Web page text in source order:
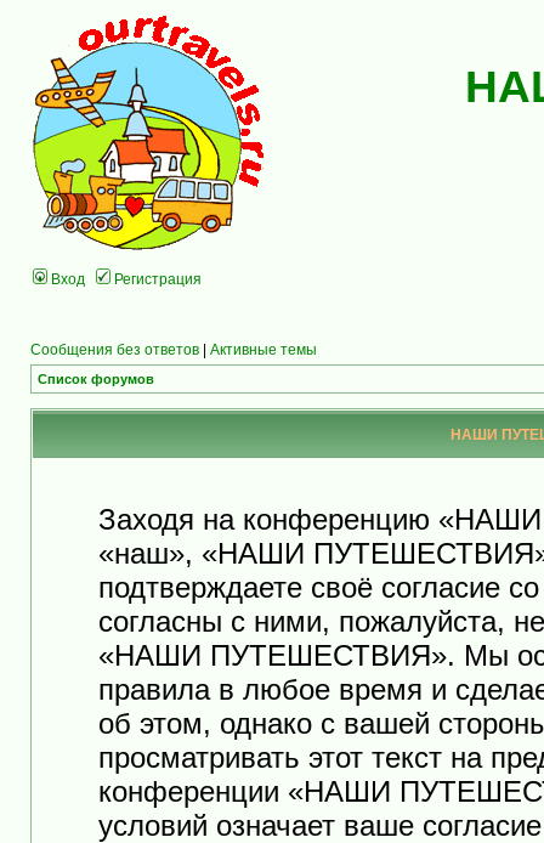
Вход Регистрация
Сообщения без ответов | Активные темы
Список форумов
НАШИ
Заходя на конференцию
«наш», «НАШИ ПУТЕШЕСТВИЯ»,
подтверждаете своё согласие
согласны с ними, пожалуйста,
«НАШИ ПУТЕШЕСТВИЯ». Мы
правила в любое время и
об этом, однако с вашей
просматривать этот текст на
конференции «НАШИ
условий означает ваше